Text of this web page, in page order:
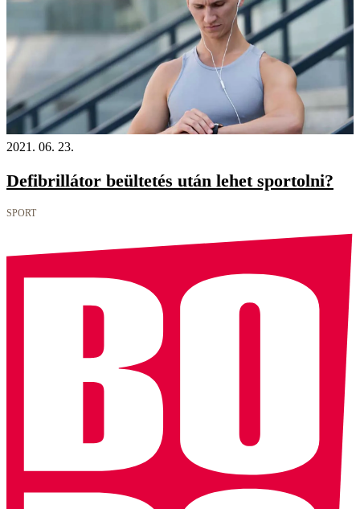
2021. 06. 23.
Defibrillátor beültetés után lehet sportolni?
SPORT